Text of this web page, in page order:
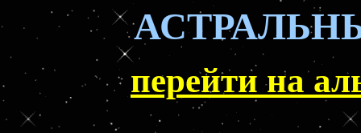
перейти на